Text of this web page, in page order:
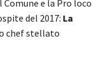
Comune e la Pro loco
del 2017: La
chef stellato